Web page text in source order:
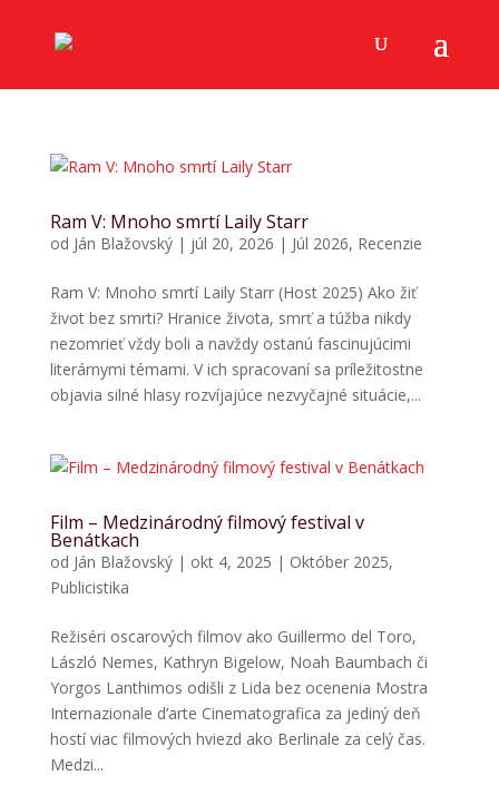
Ram V: Mnoho smrtí Laily Starr
od Ján Blažovský| júl 20, 2026 | Júl 2026, Recenzie
Ram V: Mnoho smrtí Laily Starr (Host 2025) Ako žiť
život bez smrti? Hranice života, smrť a túžba nikdy
nezomrieť vždy boli a navždy ostanú fascinujúcimi
literárnymi témami. V ich spracovaní sa príležitostne
objavia silné hlasy rozvíjajúce nezvyčajné situácie,...
Film – Medzinárodný filmový festival v
Benátkach
od Ján Blažovský| okt 4, 2025 | Október 2025,
Publicistika
Režiséri oscarových filmov ako Guillermo del Toro,
László Nemes, Kathryn Bigelow, Noah Baumbach či
Yorgos Lanthimos odišli z Lida bez ocenenia Mostra
Internazionale d’arte Cinematografica za jediný deň
hostí viac filmových hviezd ako Berlinale za celý čas.
Medzi...